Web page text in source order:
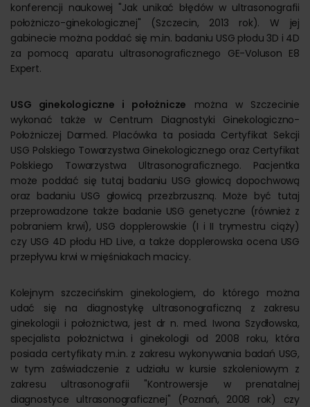
konferencji naukowej "Jak unikać błędów w ultrasonografii
położniczo-ginekologicznej" (Szczecin, 2013 rok). W jej
gabinecie można poddać się m.in. badaniu USG płodu 3D i 4D
za pomocą aparatu ultrasonograficznego GE-Voluson E8
Expert.
USG ginekologiczne i położnicze można w Szczecinie
wykonać także w Centrum Diagnostyki Ginekologiczno-
Położniczej Darmed. Placówka ta posiada Certyfikat Sekcji
USG Polskiego Towarzystwa Ginekologicznego oraz Certyfikat
Polskiego Towarzystwa Ultrasonograficznego. Pacjentka
może poddać się tutaj badaniu USG głowicą dopochwową
oraz badaniu USG głowicą przezbrzuszną. Może być tutaj
przeprowadzone także badanie USG genetyczne (również z
pobraniem krwi), USG dopplerowskie (I i II trymestru ciąży)
czy USG 4D płodu HD Live, a także dopplerowska ocena USG
przepływu krwi w mięśniakach macicy.
Kolejnym szczecińskim ginekologiem, do którego można
udać się na diagnostykę ultrasonograficzną z zakresu
ginekologii i położnictwa, jest dr n. med. Iwona Szydłowska,
specjalista położnictwa i ginekologii od 2008 roku, która
posiada certyfikaty m.in. z zakresu wykonywania badań USG,
w tym zaświadczenie z udziału w kursie szkoleniowym z
zakresu ultrasonografii "Kontrowersje w prenatalnej
diagnostyce ultrasonograficznej" (Poznań, 2008 rok) czy